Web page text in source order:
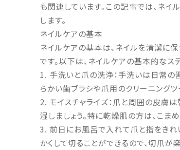
も関連しています。この記事では、ネ
します。
ネイルケアの基本
ネイルケアの基本は、ネイルを清潔に
です。以下は、ネイルケアの基本的なス
1. 手洗いと爪の洗浄：手洗いは日常の
らかい歯ブラシや爪用のクリーニングツ
2. モイスチャライズ：爪と周囲の皮膚
湿しましょう。特に乾燥肌の方は、こま
3. 前日にお風呂で入れて爪と指をきれ
かくして切ることができるので、切爪が